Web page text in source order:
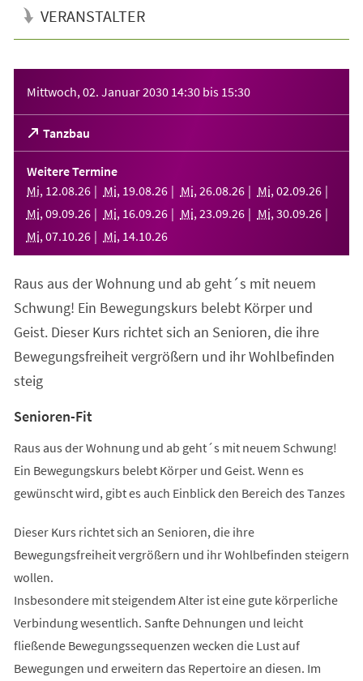
VERANSTALTER
Mittwoch, 02. Januar 2030 14:30 bis 15:30
Tanzbau
(Öffnet
in
einem
neuen
Tab)
Weitere Termine
Mi, 12.08.26 Mi, 19.08.26 Mi, 26.08.26 Mi, 02.09.26
Mi, 09.09.26 Mi, 16.09.26 Mi, 23.09.26 Mi, 30.09.26
Mi, 07.10.26 Mi, 14.10.26
Raus aus der Wohnung und ab geht´s mit neuem
Schwung! Ein Bewegungskurs belebt Körper und
Geist. Dieser Kurs richtet sich an Senioren, die ihre
Bewegungsfreiheit vergrößern und ihr Wohlbefinden
steig
Senioren-Fit
Raus aus der Wohnung und ab geht´s mit neuem Schwung!
Ein Bewegungskurs belebt Körper und Geist. Wenn es
gewünscht wird, gibt es auch Einblick den Bereich des Tanzes
Dieser Kurs richtet sich an Senioren, die ihre
Bewegungsfreiheit vergrößern und ihr Wohlbefinden steigern
wollen.
Insbesondere mit steigendem Alter ist eine gute körperliche
Verbindung wesentlich. Sanfte Dehnungen und leicht
fließende Bewegungssequenzen wecken die Lust auf
Bewegungen und erweitern das Repertoire an diesen. Im